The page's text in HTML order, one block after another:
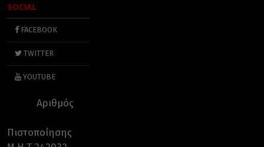
SOCIAL
FACEBOOK
TWITTER
YOUTUBE
Αριθμός
Πιστοποίησης